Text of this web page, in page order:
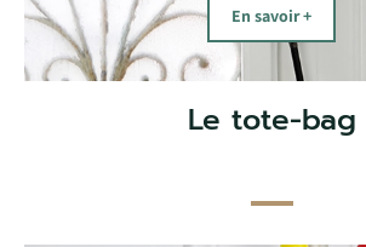
En savoir +
Le tote-bag